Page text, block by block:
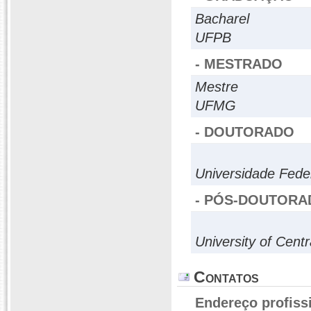
Bacharel
UFPB
- MESTRADO
Mestre
UFMG
- DOUTORADO
Universidade
- PÓS-
University of
Contatos
Endereço